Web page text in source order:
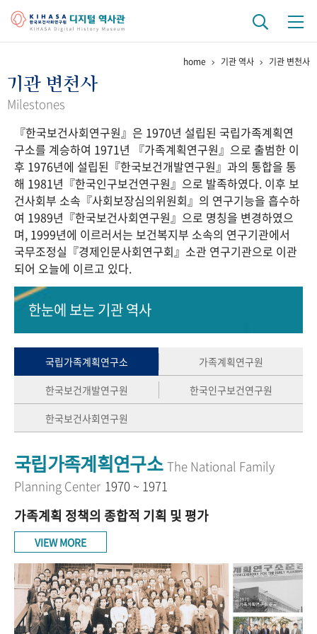
걸어온 길 기관 변천사
연구 역사
정책과 연구 키워드로 보는 연구 역사
연구자들
간행물 변천사
기록물 아카이브
사진 아카이브 문서 기록물 행정박물 영상 기록물
50+1 주년 기념
세계와 함께 한 KIHASA
VR 역사관
home 기관 역사 기관 변천사
기관 변천사
Milestones
『한국보건사회연구원』은 1970년 설립된 국립가족계획연
구소를 계승하여 1971년 『가족계획연구원』으로 출범한 이
후 1976년에 설립된『한국보건개발연구원』과의 통합을 통
해 1981년『한국인구보건연구원』으로 발족하였다. 이후 보
건사회부 소속『사회보장심의위원회』의 연구기능을 흡수하
여 1989년『한국보건사회연구원』으로 명칭을 변경하였으
며, 1999년에 이르러서는 보건복지부 소속의 연구기관에서
국무조정실『경제인문사회연구회』소관 연구기관으로 이관
되어 오늘에 이르고 있다.
한눈에 보는기관 역사
국립가족계획연구소
가족계획연구원
한국보건개발연구원
한국인구보건연구원
한국보건사회연구원
국립가족계획연구소 The National Family
Planning Center 1970 ~ 1971
가족계획 정책의 종합적 기획 및 평가
VIEW MORE